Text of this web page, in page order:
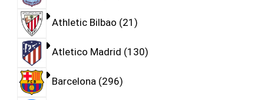
Athletic Bilbao 21
Atletico Madrid 130
Barcelona 296